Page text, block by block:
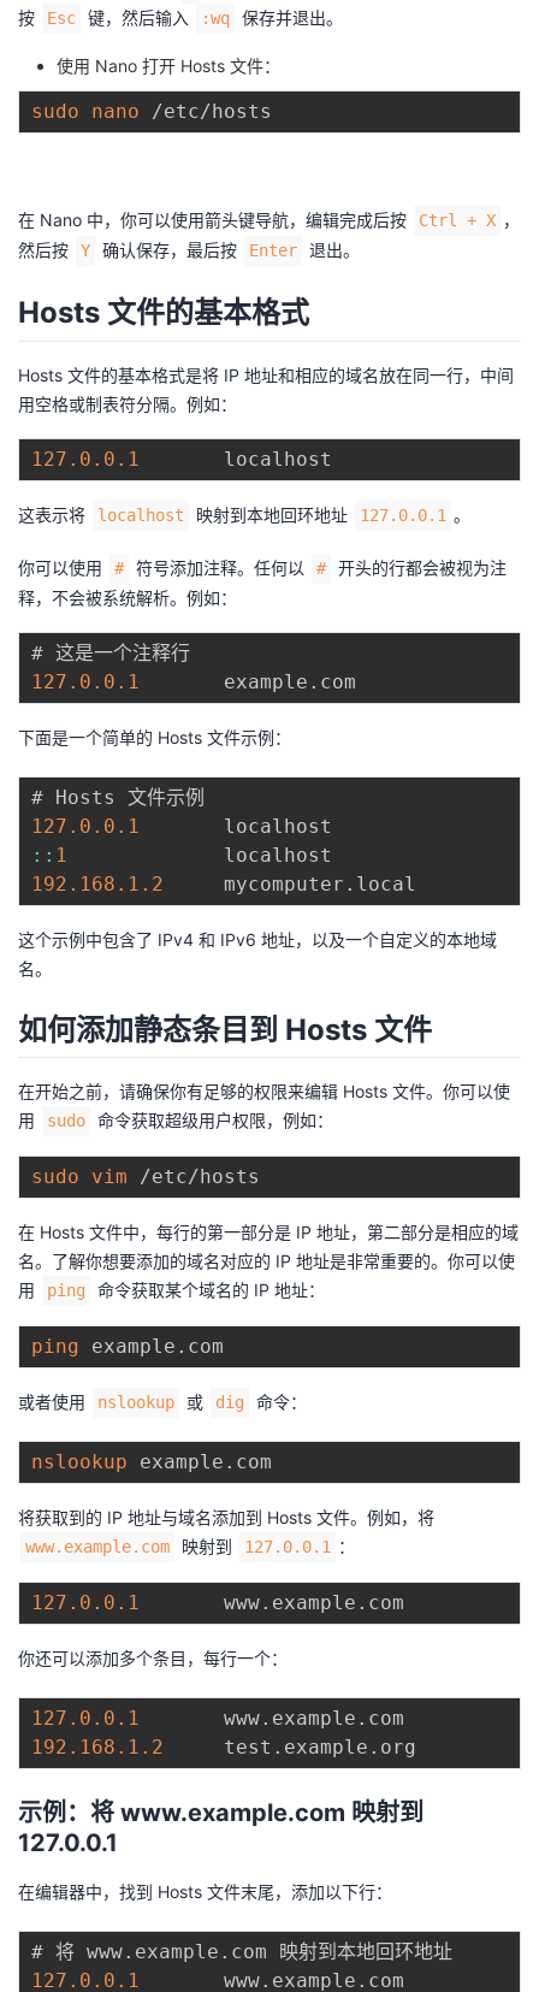
按
Esc 键，然后输入 :wq 保存并退出。
使用 Nano 打开 Hosts 文件：
sudo nano
在 Nano 中，你可以使用箭头键导航，编辑完成后按 Ctrl + X ，
然后按
Y 确认保存，最后按 Enter 退出。
Hosts 文件的基本格式
Hosts 文件的基本格式是将 IP 地址和相应的域名放在同一行，中间
用空格或制表符分隔。例如：
127.0 .0 .1
这表示将 localhost 映射到本地回环地址 127.0.0.1 。
你可以使用 # 符号添加注释。任何以 #
开头的行都会被视为注
释，不会被系统解析。例如：
127.0 .0 .1
       example
.
下面是一个简单的 Hosts 文件示例：
127.0 .0 .1
: : 1
192.168 .1 .2
     mycomputer
.
这个示例中包含了 IPv4 和 IPv6 地址，以及一个自定义的本地域
名。
如何添加静态条目到 Hosts 文件
在开始之前，请确保你有足够的权限来编辑 Hosts 文件。你可以使
用
sudo 命令获取超级用户权限，例如：
sudo vim
在 Hosts 文件中，每行的第一部分是 IP 地址，第二部分是相应的域
名。了解你想要添加的域名对应的 IP 地址是非常重要的。你可以使
用
ping 命令获取某个域名的 IP 地址：
ping
或者使用 nslookup 或 dig 命令：
nslookup
将获取到的 IP 地址与域名添加到 Hosts 文件。例如，将
www.example.com 映射到 127.0.0.1 ：
127.0 .0 .1
       www
. example .
你还可以添加多个条目，每行一个：
127.0 .0 .1
       www
. example .
192.168 .1 .2
     test
. example .
示例：将 www.example.com 映射到
127.0.0.1
在编辑器中，找到 Hosts 文件末尾，添加以下行：
# 将 www. example .
127.0 .0 .1
       www
. example .